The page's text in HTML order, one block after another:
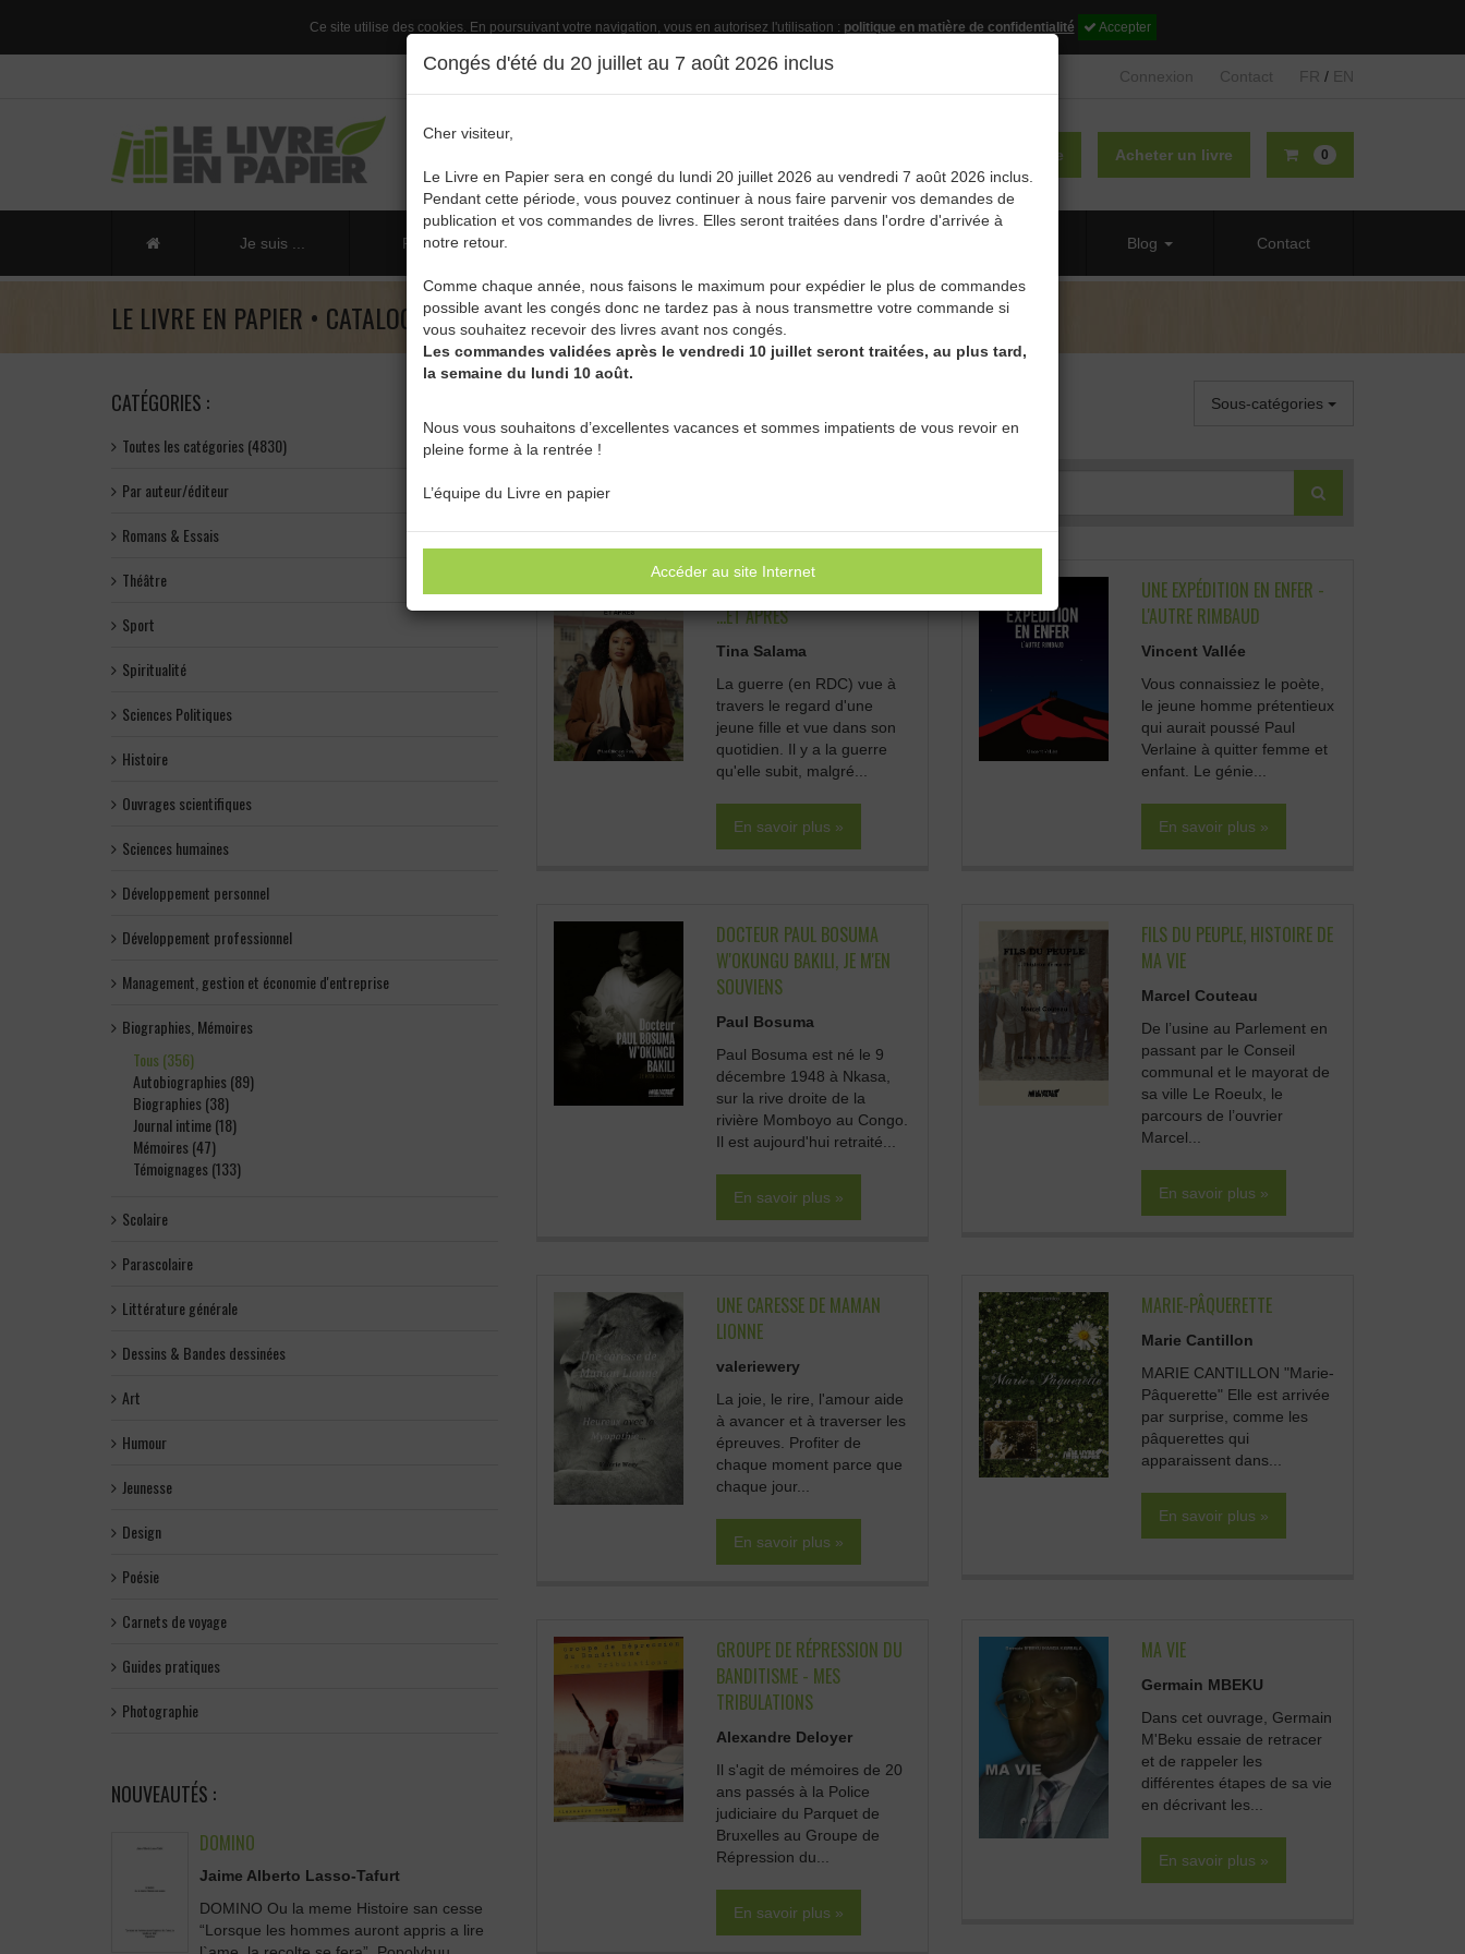
Ce site utilise des cookies. En poursuivant votre navigation, vous en autorisez l'utilisation : politique en matière de confidentialité Accepter
Congés d'été du 20 juillet au 7 août 2026 inclus
Cher visiteur,
Le Livre en Papier sera en congé du lundi 20 juillet 2026 au vendredi 7 août 2026 inclus.
Pendant cette période, vous pouvez continuer à nous faire parvenir vos demandes de
publication et vos commandes de livres. Elles seront traitées dans l'ordre d'arrivée à
notre retour.
Comme chaque année, nous faisons le maximum pour expédier le plus de commandes
possible avant les congés donc ne tardez pas à nous transmettre votre commande si
vous souhaitez recevoir des livres avant nos congés.
Les commandes validées après le vendredi 10 juillet seront traitées, au plus tard,
la semaine du lundi 10 août.
Nous vous souhaitons d’excellentes vacances et sommes impatients de vous revoir en
pleine forme à la rentrée !
L’équipe du Livre en papier
Accéder au site Internet
Connexion Contact FR / EN
0
Acheter un livre
Publier un livre
Je suis ... Publier un livre Blog Contact
LE LIVRE EN PAPIER • CATALOGUE
CATÉGORIES :
Toutes les catégories (4830)
Par auteur/éditeur
Romans & Essais
Théâtre
Sport
Spiritualité
Sciences Politiques
Histoire
Ouvrages scientifiques
Sciences humaines
Développement personnel
Développement professionnel
Management, gestion et économie d'entreprise
Biographies, Mémoires
Tous (356)
Autobiographies (89)
Biographies (38)
Journal intime (18)
Mémoires (47)
Témoignages (133)
Scolaire
Parascolaire
Littérature générale
Dessins & Bandes dessinées
Art
Humour
Jeunesse
Design
Poésie
Carnets de voyage
Guides pratiques
Photographie
NOUVEAUTÉS :
DOMINO
Jaime Alberto Lasso-Tafurt
DOMINO Ou la meme Histoire san cesse
“Lorsque les hommes auront appris a lire
Sous-catégories
MA VIE PENDANT LA GUERRE
...ET APRES
Tina Salama
La guerre (en RDC) vue à
travers le regard d'une
jeune fille et vue dans son
quotidien. Il y a la guerre
qu'elle subit, malgré...
En savoir plus »
UNE EXPÉDITION EN ENFER -
L'AUTRE RIMBAUD
Vincent Vallée
Vous connaissiez le poète,
le jeune homme prétentieux
qui aurait poussé Paul
Verlaine à quitter femme et
enfant. Le génie...
En savoir plus »
DOCTEUR PAUL BOSUMA
W'OKUNGU BAKILI, JE M'EN
SOUVIENS
Paul Bosuma
Paul Bosuma est né le 9
décembre 1948 à Nkasa,
sur la rive droite de la
rivière Momboyo au Congo.
Il est aujourd'hui retraité...
En savoir plus »
FILS DU PEUPLE, HISTOIRE DE
MA VIE
Marcel Couteau
De l’usine au Parlement en
passant par le Conseil
communal et le mayorat de
sa ville Le Roeulx, le
parcours de l’ouvrier
Marcel...
En savoir plus »
UNE CARESSE DE MAMAN
LIONNE
valeriewery
La joie, le rire, l'amour aide
à avancer et à traverser les
épreuves. Profiter de
chaque moment parce que
chaque jour...
En savoir plus »
MARIE-PÂQUERETTE
Marie Cantillon
MARIE CANTILLON "Marie-
Pâquerette" Elle est arrivée
par surprise, comme les
pâquerettes qui
apparaissent dans...
En savoir plus »
GROUPE DE RÉPRESSION DU
BANDITISME - MES
TRIBULATIONS
Alexandre Deloyer
Il s'agit de mémoires de 20
ans passés à la Police
judiciaire du Parquet de
Bruxelles au Groupe de
Répression du...
En savoir plus »
MA VIE
Germain MBEKU
Dans cet ouvrage, Germain
M'Beku essaie de retracer
et de rappeler les
différentes étapes de sa vie
en décrivant les...
En savoir plus »